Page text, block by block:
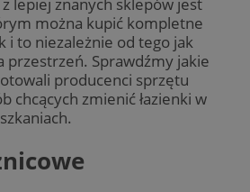
można kupić kompletne
i to niezależnie od tego jak
przestrzeń. Sprawdźmy jakie
producenci sprzętu
chcących zmienić łazienki w